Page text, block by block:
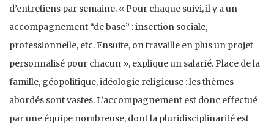
d’entretiens par semaine. « Pour chaque suivi, il y a un
accompagnement “de base” : insertion sociale,
professionnelle, etc. Ensuite, on travaille en plus un projet
personnalisé pour chacun », explique un salarié. Place de la
famille, géopolitique, idéologie religieuse : les thèmes
abordés sont vastes. L’accompagnement est donc effectué
par une équipe nombreuse, dont la pluridisciplinarité est